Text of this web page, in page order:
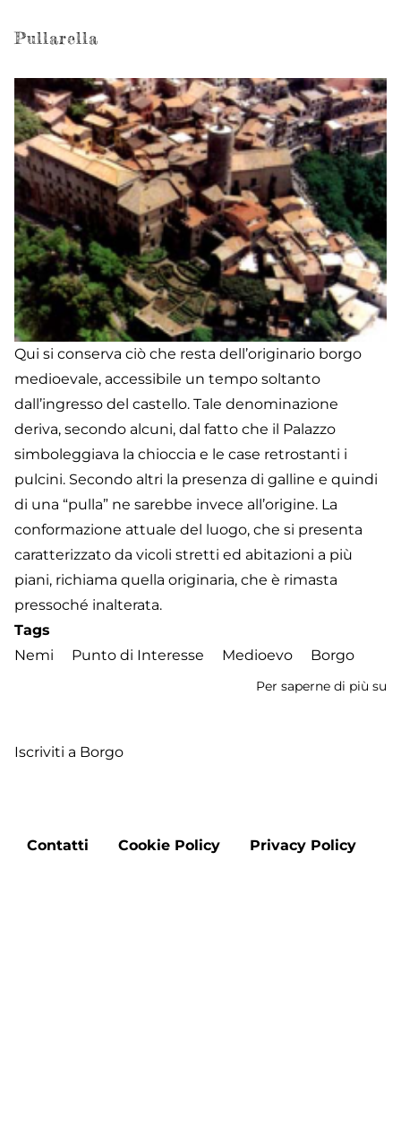
Pullarella
Qui si conserva ciò che resta dell’originario borgo
medioevale, accessibile un tempo soltanto
dall’ingresso del castello. Tale denominazione
deriva, secondo alcuni, dal fatto che il Palazzo
simboleggiava la chioccia e le case retrostanti i
pulcini. Secondo altri la presenza di galline e quindi
di una “pulla” ne sarebbe invece all’origine. La
conformazione attuale del luogo, che si presenta
caratterizzato da vicoli stretti ed abitazioni a più
piani, richiama quella originaria, che è rimasta
pressoché inalterata.
Tags
Nemi
Punto di Interesse Medioevo Borgo
Per saperne di più su
Iscriviti a Borgo
Footer
Contatti Cookie Policy Privacy Policy